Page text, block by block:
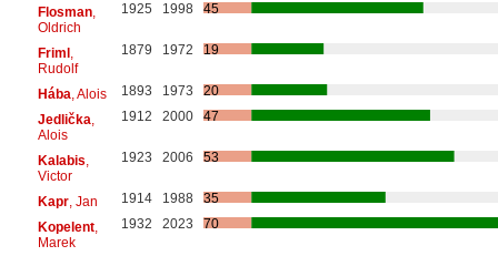
Flosman,
Oldrich
1925 1998 45
Friml ,
Rudolf
1879 1972 19
Hába, Alois 1893 1973
20
Jedlička,
Alois
1912 2000 47
Kalabis,
Victor
1923 2006 53
Kapr, Jan 1914 1988
35
Kopelent,
Marek
1932 2023 70